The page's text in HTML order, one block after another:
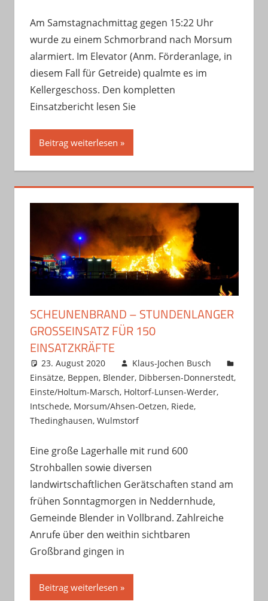
Am Samstagnachmittag gegen 15:22 Uhr
wurde zu einem Schmorbrand nach Morsum
alarmiert. Im Elevator (Anm. Förderanlage, in
diesem Fall für Getreide) qualmte es im
Kellergeschoss. Den kompletten
Einsatzbericht lesen Sie
Beitrag weiterlesen
SCHEUNENBRAND – STUNDENLANGER
GROSSEINSATZ FÜR 150 E
INSATZKRÄFTE
23. August 2020
Klaus-Jochen Busch
Einsätze, Beppen, Blender, Dibbersen-Donnerstedt,
Einste/Holtum-Marsch, Holtorf-Lunsen-Werder,
Intschede, Morsum/Ahsen-Oetzen, Riede,
Thedinghausen, Wulmstorf
Eine große Lagerhalle mit rund 600
Strohballen sowie diversen
landwirtschaftlichen Gerätschaften stand am
frühen Sonntagmorgen in Neddernhude,
Gemeinde Blender in Vollbrand. Zahlreiche
Anrufe über den weithin sichtbaren
Großbrand gingen in
Beitrag weiterlesen